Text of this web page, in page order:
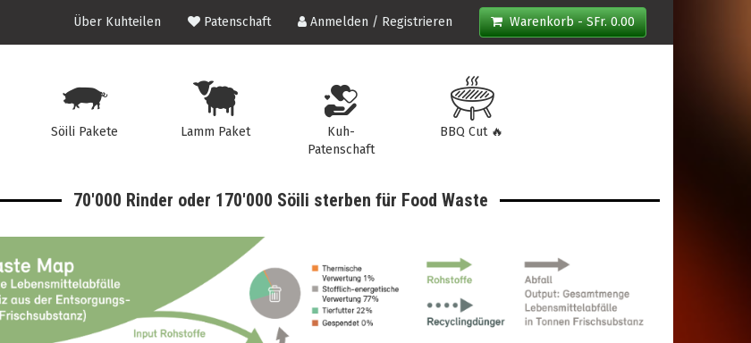
Warenkorb - SFr. 0.00
Über Kuhteilen Patenschaft Anmelden / Registrieren
Söili Pakete Lamm Paket
Kuh-
Patenschaft
BBQ Cut 🔥
70'000 Rinder oder 170'000 Söili sterben für Food Waste